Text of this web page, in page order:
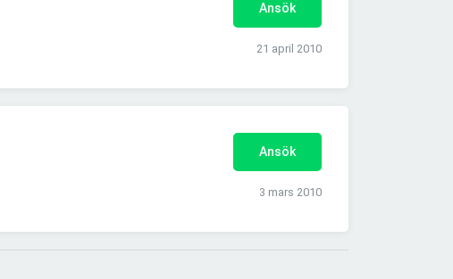
Ansök
21 april 2010
Ansök
3 mars 2010